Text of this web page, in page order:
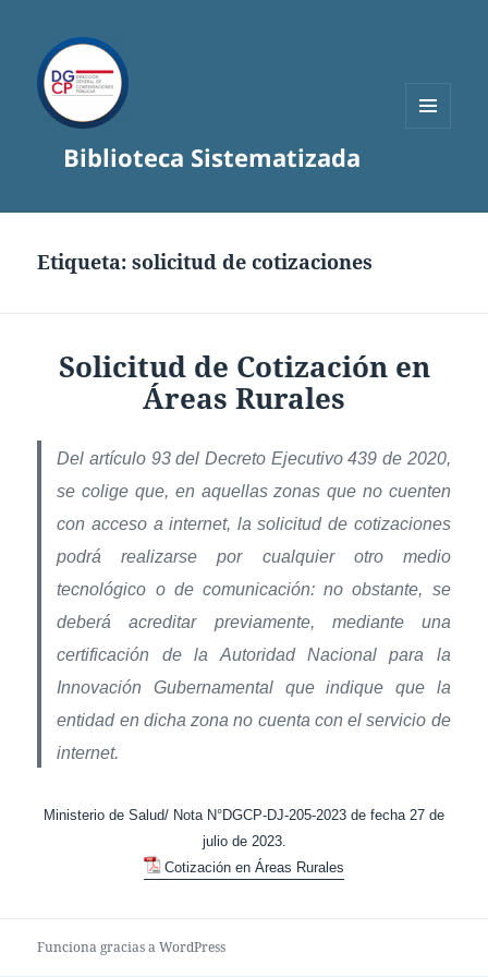
Biblioteca Sistematizada
Etiqueta:solicitud de cotizaciones
Solicitud de Cotización en
Áreas Rurales
Del artículo 93 del Decreto Ejecutivo 439 de 2020,
se colige que, en aquellas zonas que no cuenten
con acceso a internet, la solicitud de cotizaciones
podrá realizarse por cualquier otro medio
tecnológico o de comunicación: no obstante, se
deberá acreditar previamente, mediante una
certificación de la Autoridad Nacional para la
Innovación Gubernamental que indique que la
entidad en dicha zona no cuenta con el servicio de
internet.
Ministerio de Salud/ Nota N°DGCP-DJ-205-2023 de fecha 27 de
julio de 2023.
Cotización en Áreas Rurales
Funciona gracias a WordPress